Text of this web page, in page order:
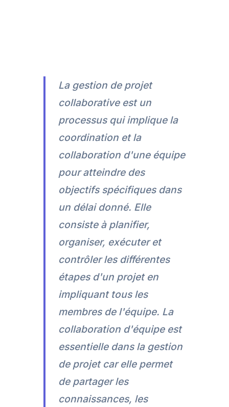
La gestion de projet
collaborative est un
processus qui implique la
coordination et la
collaboration d'une équipe
pour atteindre des
objectifs spécifiques dans
un délai donné. Elle
consiste à planifier,
organiser, exécuter et
contrôler les différentes
étapes d'un projet en
impliquant tous les
membres de l'équipe. La
collaboration d'équipe est
essentielle dans la gestion
de projet car elle permet
de partager les
connaissances, les